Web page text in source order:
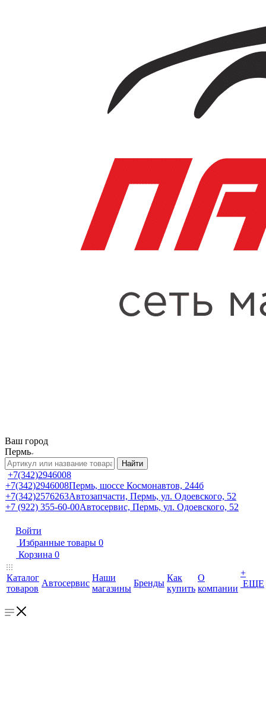
Ваш город
Пермь
Найти
+7(342)2946008
+7(342)2946008Пермь, шоссе Космонавтов, 244б
+7(342)2576263Автозапчасти, Пермь, ул. Одоевского, 52
+7 (922) 355-60-00Автосервис, Пермь, ул. Одоевского, 52
Войти
Избранные товары 0
Корзина 0
Каталог
товаров
Автосервис
Наши
магазины
Бренды
Как
купить
О
компании
+
ЕЩЕ